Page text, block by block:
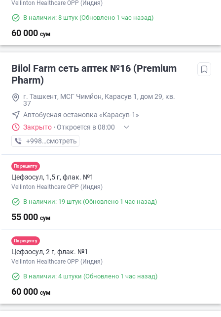
Vellinton Healthcare OPP (Индия)
В наличии: 8 штук (Обновлено 1 час назад)
60 000 сум
Bilol Farm сеть аптек №16 (Premium
Pharm)
г. Ташкент, МСГ Чимйон, Карасув 1, дом 29, кв.
37
Автобусная остановка «Карасув-1»
Закрыто · Откроется в 08:00
+998 (77) XXX-XX-XX
смотреть
По рецепту
Цефзосул, 1,5 г, флак. №1
Vellinton Healthcare OPP (Индия)
В наличии: 19 штук (Обновлено 1 час назад)
55 000 сум
По рецепту
Цефзосул, 2 г, флак. №1
Vellinton Healthcare OPP (Индия)
В наличии: 4 штуки (Обновлено 1 час назад)
60 000 сум